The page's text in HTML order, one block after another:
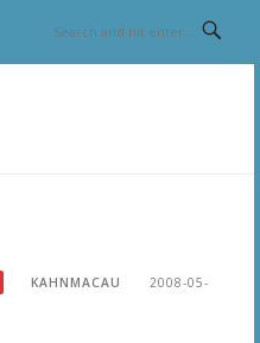
KAHNMACAU
2008-05-